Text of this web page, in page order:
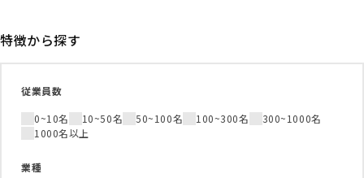
特徴から探す
従業員数
0~10名
10~50名 50~100名 100~300名
300~1000名
1000名以上
業種